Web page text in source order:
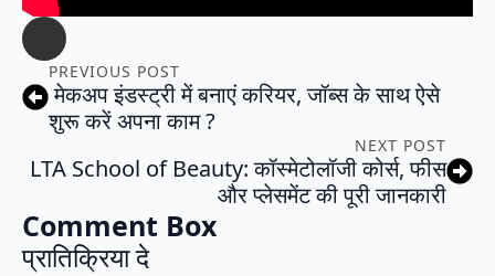
PREVIOUS POST
मेकअप इंडस्ट्री में बनाएं करियर, जॉब्स के साथ ऐसे
शुरू करें अपना काम ?
NEXT POST
LTA School of Beauty: कॉस्मेटोलॉजी कोर्स, फीस
और प्लेसमेंट की पूरी जानकारी
Comment Box
प्रातिक्रिया दे